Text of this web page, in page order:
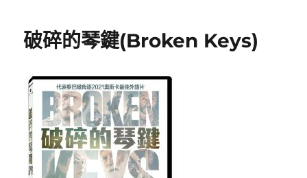
A)〉
破碎的琴鍵(Broken Keys)